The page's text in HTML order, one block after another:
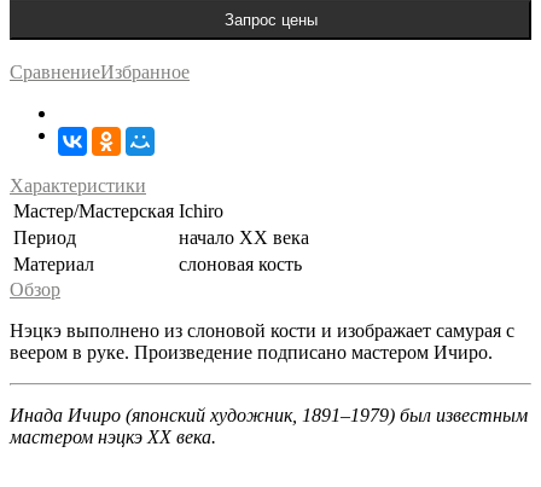
СравнениеИзбранное
Характеристики
Мастер/Мастерская Ichiro
Период
начало XX века
Материал
слоновая кость
Обзор
Нэцкэ выполнено из слоновой кости и изображает самурая с
веером в руке. Произведение подписано мастером Ичиро.
Инада Ичиро (японский художник, 1891–1979) был известным
мастером нэцкэ XX века.